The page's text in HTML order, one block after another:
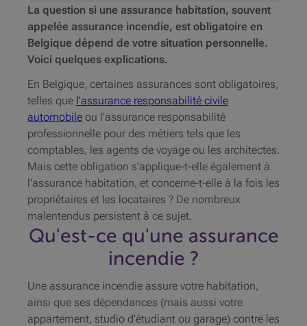
La question si une assurance habitation, souvent
appelée assurance incendie, est obligatoire en
Belgique dépend de votre situation personnelle.
Voici quelques explications.
En Belgique, certaines assurances sont obligatoires,
telles que l'assurance responsabilité civile
automobile ou l'assurance responsabilité
professionnelle pour des métiers tels que les
comptables, les agents de voyage ou les architectes.
Mais cette obligation s'applique-t-elle également à
l'assurance habitation, et concerne-t-elle à la fois les
propriétaires et les locataires ? De nombreux
malentendus persistent à ce sujet.
Qu'est-ce qu'une assurance
incendie ?
Une assurance incendie assure votre habitation,
ainsi que ses dépendances (mais aussi votre
appartement, studio d'étudiant ou garage) contre les